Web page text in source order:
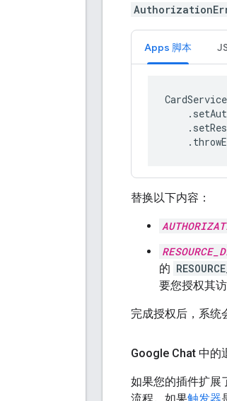
Apps 脚本
替换以下内容：
的
要您授权其访
完成授权后，系统
Google Chat 中的
如果您的插件扩展
流程。如果触发器